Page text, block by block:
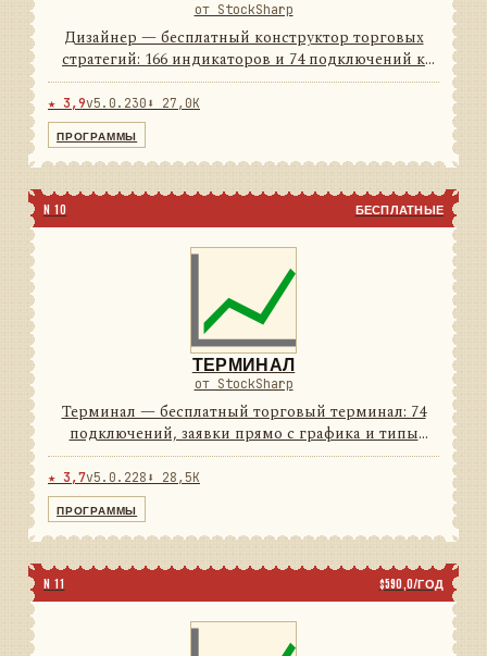
от StockSharp
Дизайнер — бесплатный конструктор торговых
стратегий: 166 индикаторов и 74 подключений к
площадкам из коробки. Стратегия собирается
мышью из блоков, а если удобнее кодом — рядом
★ 3,9v5.0.230 ⬇ 27,0K
ПРОГРАММЫ
N 10 БЕСПЛАТНЫЕ
ТЕРМИНАЛ
от StockSharp
Терминал — бесплатный торговый терминал: 74
подключений, заявки прямо с графика и типы
свечей, которых нет у брокерского софта. Светлая и
тёмная темы — обе в комплекте.
74подключений5типов свечей...
★ 3,7v5.0.228 ⬇ 28,5K
ПРОГРАММЫ
N 11 $590,0/ГОД